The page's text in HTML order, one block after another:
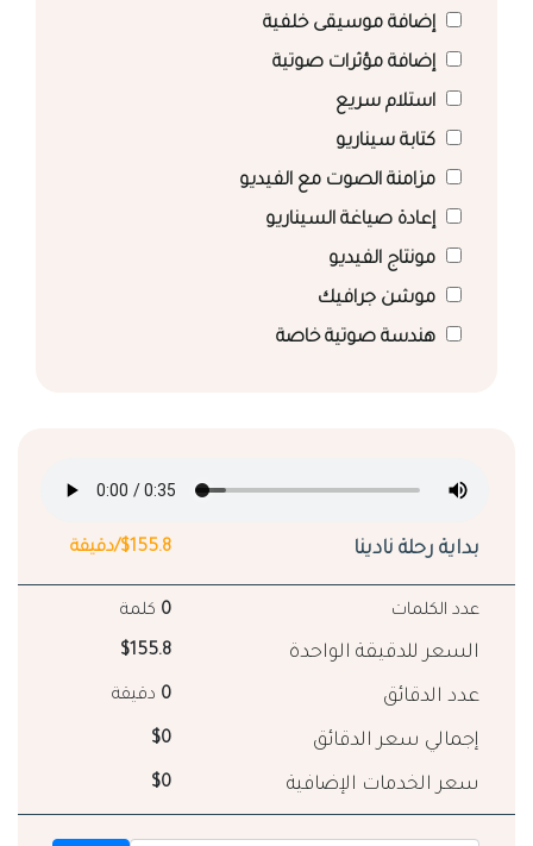
إضافة موسيقى خلفية
إضافة مؤثرات صوتية
استلام سريع
كتابة سيناريو
مزامنة الصوت مع الفيديو
إعادة صياغة السيناريو
مونتاج الفيديو
موشن جرافيك
هندسة صوتية خاصة
بداية رحلة نادينا $155.8/دقيقة
عدد الكلمات 0 كلمة
السعر للدقيقة الواحدة $155.8
عدد الدقائق 0 دقيقة
إجمالي سعر الدقائق $0
سعر الخدمات الإضافية $0